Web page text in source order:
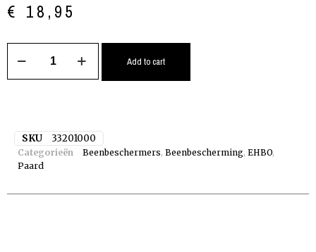
€ 18,95
Add to cart
SKU 33201000
Categorieën Beenbeschermers, Beenbescherming, EHBO,
Paard